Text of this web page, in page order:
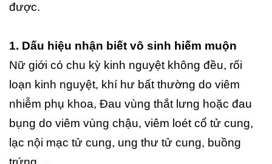
được.
1. Dấu hiệu nhận biết vô sinh hiếm muộn
Nữ giới có chu kỳ kinh nguyệt không đều, rối
loạn kinh nguyệt, khí hư bất thường do viêm
nhiễm phụ khoa, Đau vùng thắt lưng hoặc đau
bụng do viêm vùng chậu, viêm loét cổ tử cung,
lạc nội mạc tử cung, ung thư tử cung, buồng